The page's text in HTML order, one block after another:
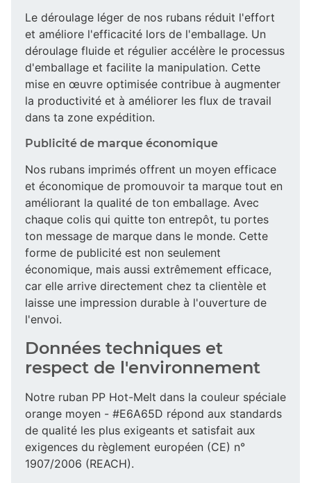
Le déroulage léger de nos rubans réduit l'effort
et améliore l'efficacité lors de l'emballage. Un
déroulage fluide et régulier accélère le processus
d'emballage et facilite la manipulation. Cette
mise en œuvre optimisée contribue à augmenter
la productivité et à améliorer les flux de travail
dans ta zone expédition.
Publicité de marque économique
Nos rubans imprimés offrent un moyen efficace
et économique de promouvoir ta marque tout en
améliorant la qualité de ton emballage. Avec
chaque colis qui quitte ton entrepôt, tu portes
ton message de marque dans le monde. Cette
forme de publicité est non seulement
économique, mais aussi extrêmement efficace,
car elle arrive directement chez ta clientèle et
laisse une impression durable à l'ouverture de
l'envoi.
Données techniques et
respect de l'environnement
Notre ruban PP Hot-Melt dans la couleur spéciale
orange moyen - #E6A65D répond aux standards
de qualité les plus exigeants et satisfait aux
exigences du règlement européen (CE) n°
1907/2006 (REACH).